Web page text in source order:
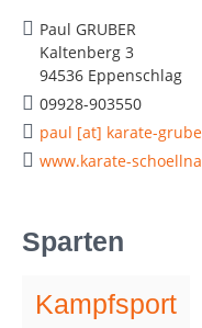
Paul GRUBER
Kaltenberg 3
94536 Eppenschlag
09928-903550
paul [at] karate-
www.karate-
Sparten
Kampfsport